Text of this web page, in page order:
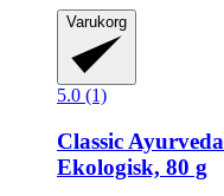
Varukorg
5.0 (1)
Classic Ayurveda
Ekologisk, 80 g